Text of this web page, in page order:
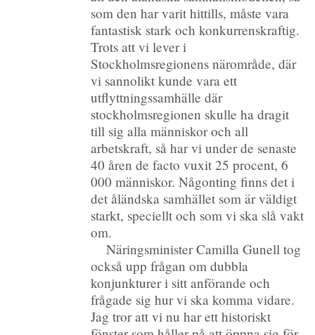
som den har varit hittills, måste vara
fantastisk stark och konkurrenskraftig.
Trots att vi lever i
Stockholmsregionens närområde, där
vi sannolikt kunde vara ett
utflyttningssamhälle där
stockholmsregionen skulle ha dragit
till sig alla människor och all
arbetskraft, så har vi under de senaste
40 åren de facto vuxit 25 procent, 6
000 människor. Någonting finns det i
det åländska samhället som är väldigt
starkt, speciellt och som vi ska slå vakt
om.
Näringsminister Camilla Gunell tog
också upp frågan om dubbla
konjunkturer i sitt anförande och
frågade sig hur vi ska komma vidare.
Jag tror att vi nu har ett historiskt